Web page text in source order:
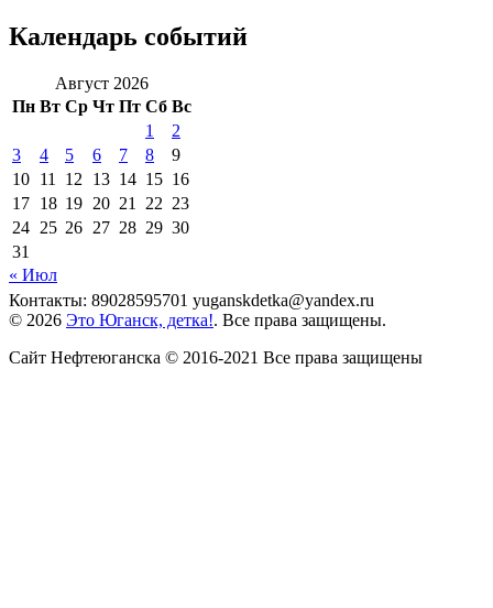
Календарь событий
Август 2026
Пн Вт Ср Чт Пт Сб Вс
1
2
3
4 5 6 7 8
9
10 11 12 13 14 15 16
17 18 19 20 21 22 23
24 25 26 27 28 29 30
31
« Июл
Контакты: 89028595701 yuganskdetka@yandex.ru
© 2026 Это Юганск, детка!. Все права защищены.
Сайт Нефтеюганска © 2016-2021 Все права защищены